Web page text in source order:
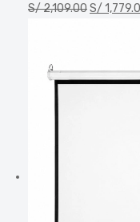
S/2,109.00S/